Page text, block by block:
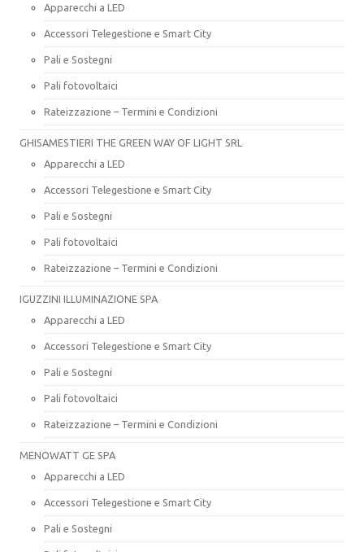
Apparecchi a LED
Accessori Telegestione e Smart City
Pali e Sostegni
Pali fotovoltaici
Rateizzazione – Termini e Condizioni
GHISAMESTIERI THE GREEN WAY OF LIGHT SRL
Apparecchi a LED
Accessori Telegestione e Smart City
Pali e Sostegni
Pali fotovoltaici
Rateizzazione – Termini e Condizioni
IGUZZINI ILLUMINAZIONE SPA
Apparecchi a LED
Accessori Telegestione e Smart City
Pali e Sostegni
Pali fotovoltaici
Rateizzazione – Termini e Condizioni
MENOWATT GE SPA
Apparecchi a LED
Accessori Telegestione e Smart City
Pali e Sostegni